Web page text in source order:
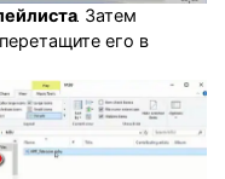
. Затем
его в